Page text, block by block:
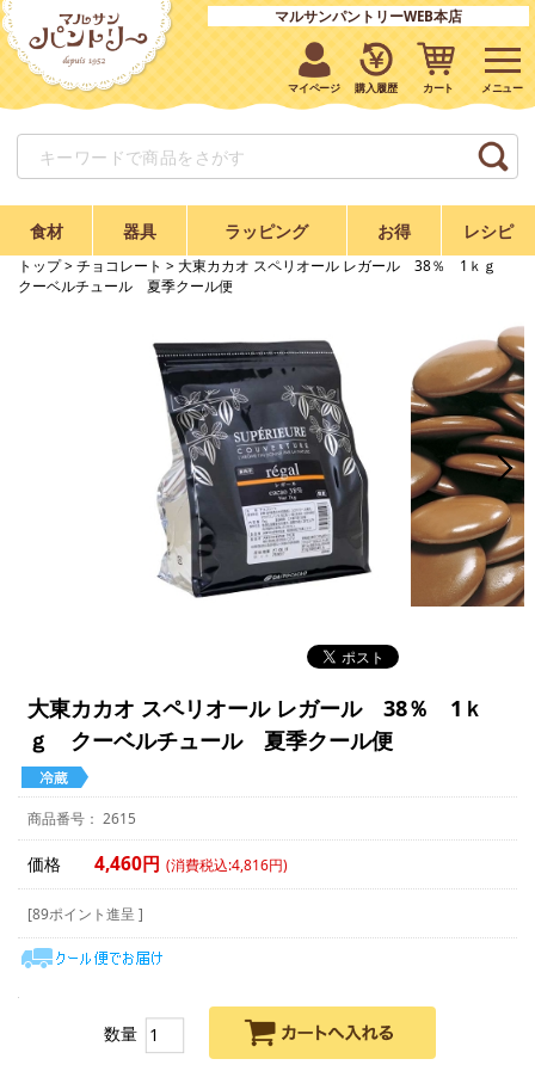
マルサンパントリーWEB本店
マイページ 購入履歴 カート
食材 器具 ラッピング お得 レシピ
トップ> チョコレート > 大東カカオ スペリオール レガール 38％ 1ｋｇ
クーベルチュール 夏季クール便
大東カカオ スペリオール レガール 38％ 1ｋ
ｇ クーベルチュール 夏季クール便
2615
価格 4,460円 (消費税込:4,816円)
[89ポイント進呈 ]
数量